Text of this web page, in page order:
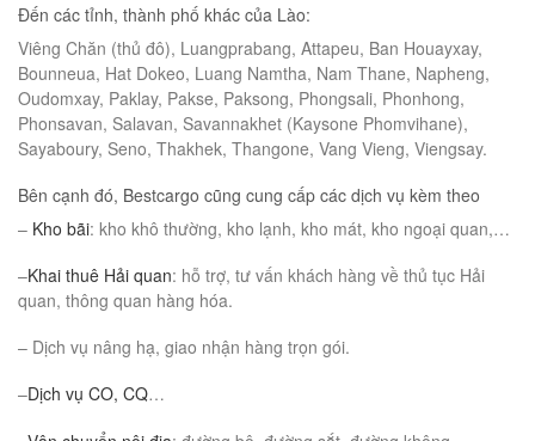
Đến các tỉnh, thành phố khác của Lào:
Viêng Chăn (thủ đô), Luangprabang, Attapeu, Ban Houayxay,
Bounneua, Hat Dokeo, Luang Namtha, Nam Thane, Napheng,
Oudomxay, Paklay, Pakse, Paksong, Phongsali, Phonhong,
Phonsavan, Salavan, Savannakhet (Kaysone Phomvihane),
Sayaboury, Seno, Thakhek, Thangone, Vang Vieng, Viengsay.
Bên cạnh đó, Bestcargo cũng cung cấp các dịch vụ kèm theo
– Kho bãi: kho khô thường, kho lạnh, kho mát, kho ngoại quan,…
–Khai thuê Hải quan: hỗ trợ, tư vấn khách hàng về thủ tục Hải
quan, thông quan hàng hóa.
– Dịch vụ nâng hạ, giao nhận hàng trọn gói.
–Dịch vụ CO, CQ…